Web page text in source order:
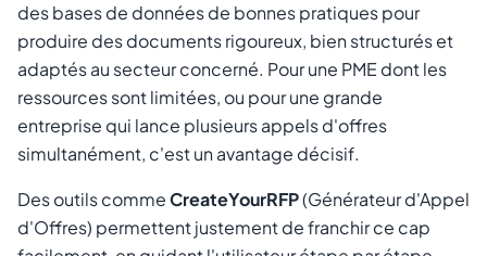
des bases de données de bonnes pratiques pour
produire des documents rigoureux, bien structurés et
adaptés au secteur concerné. Pour une PME dont les
ressources sont limitées, ou pour une grande
entreprise qui lance plusieurs appels d'offres
simultanément, c'est un avantage décisif.
Des outils commeCreateYourRFP(Générateur d'Appel
d'Offres) permettent justement de franchir ce cap